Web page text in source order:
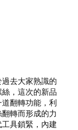
去大家熟識的
，這次的新品
翻轉功能，利
翻轉而形成的力
具鎖緊，內建